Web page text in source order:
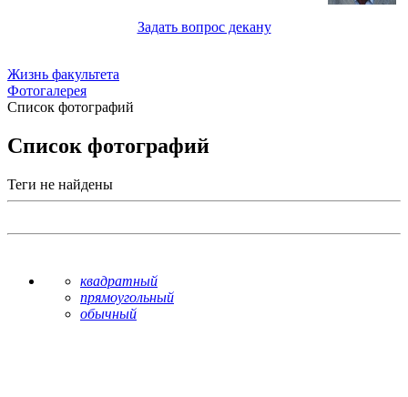
Задать вопрос декану
Жизнь факультета
Фотогалерея
Список фотографий
Список фотографий
Теги не найдены
квадратный
прямоугольный
обычный